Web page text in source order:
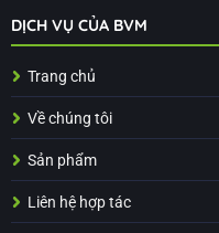
DỊCH VỤ CỦA BVM
Trang chủ
Về chúng tôi
Sản phẩm
Liên hệ hợp tác